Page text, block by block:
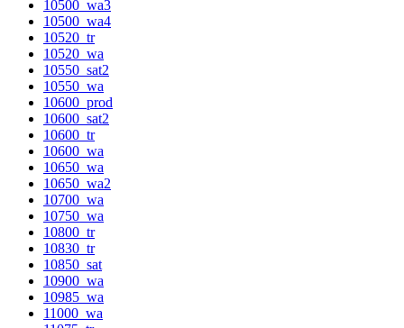
10500_wa3
10500_wa4
10520_tr
10520_wa
10550_sat2
10550_wa
10600_prod
10600_sat2
10600_tr
10600_wa
10650_wa
10650_wa2
10700_wa
10750_wa
10800_tr
10830_tr
10850_sat
10900_wa
10985_wa
11000_wa